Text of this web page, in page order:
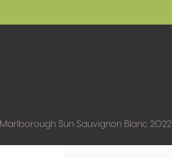
Marlborough Sun Sauvignon Blanc 2022